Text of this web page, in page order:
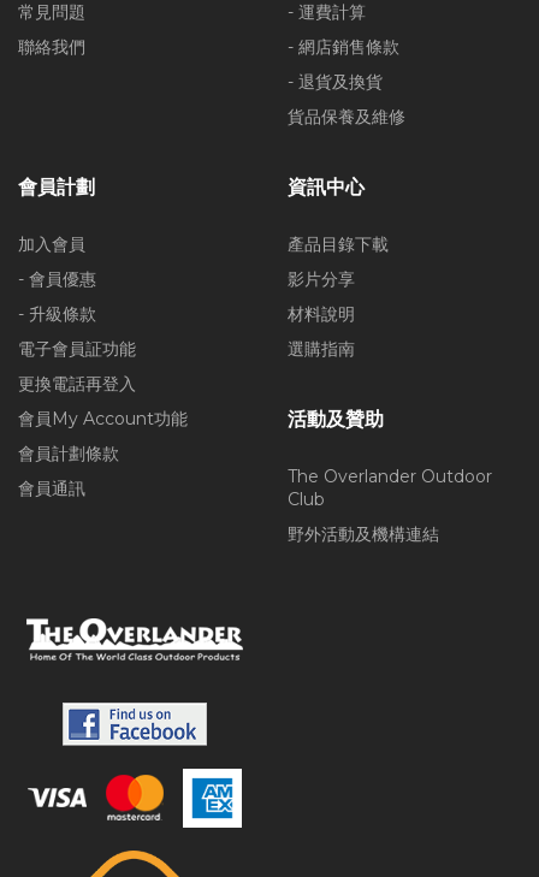
常見問題
聯絡我們
- 運費計算
- 網店銷售條款
- 退貨及換貨
貨品保養及維修
會員計劃
加入會員
- 會員優惠
- 升級條款
電子會員証功能
更換電話再登入
會員My Account功能
會員計劃條款
會員通訊
資訊中心
產品目錄下載
影片分享
材料說明
選購指南
活動及贊助
The Overlander Outdoor
Club
野外活動及機構連結